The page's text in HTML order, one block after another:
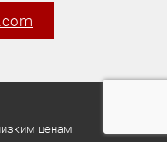
ценам.